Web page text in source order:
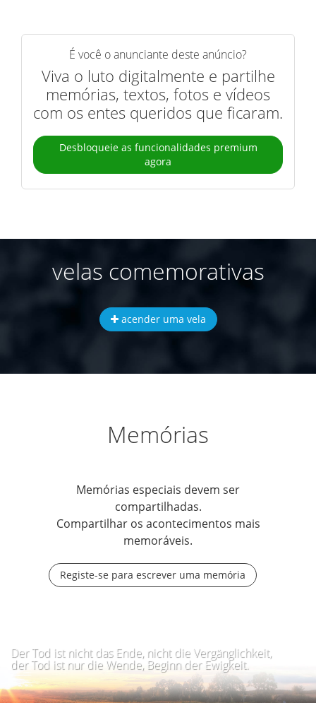
É você o anunciante deste anúncio?
Viva o luto digitalmente e partilhe
memórias, textos, fotos e vídeos
com os entes queridos que ficaram.
Desbloqueie as funcionalidades premium
agora
velas comemorativas
acender uma vela
Memórias
Memórias especiais devem ser
compartilhadas.
Compartilhar os acontecimentos mais
memoráveis.
Registe-se para escrever uma memória
Der Tod ist nicht das Ende, nicht die Vergänglichkeit,
der Tod ist nur die Wende, Beginn der Ewigkeit.